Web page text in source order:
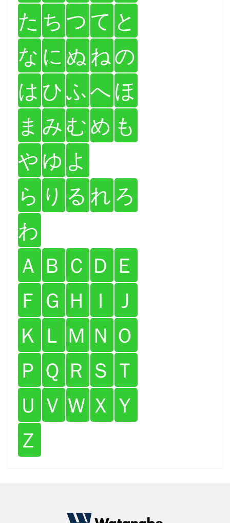
た ち つ て と
な に ぬ ねの
は ひふへほ
ま み むめ も
や ゆ よ
ら り る れ ろ
わ
Ａ Ｂ Ｃ Ｄ Ｅ
Ｆ Ｇ Ｈ Ｉ
Ｊ
Ｋ Ｌ Ｍ Ｎ Ｏ
Ｐ Ｑ Ｒ Ｓ Ｔ
Ｕ Ｖ Ｗ Ｘ Ｙ
Ｚ